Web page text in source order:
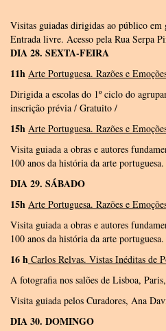
Visitas guiadas dirigidas ao público
Entrada livre. Acesso pela Rua Serpa
DIA 28. SEXTA-FEIRA
11h Arte Portuguesa. Razões e
Dirigida a escolas do 1º ciclo do
inscrição prévia / Gratuito /
15h Arte Portuguesa. Razões e
Visita guiada a obras e autores
100 anos da história da arte portuguesa.
DIA 29. SÁBADO
15h Arte Portuguesa. Razões e
Visita guiada a obras e autores
100 anos da história da arte portuguesa.
16 h Carlos Relvas. Vistas Inéditas de
A fotografia nos salões de Lisboa,
Visita guiada pelos Curadores, Ana
DIA 30. DOMINGO